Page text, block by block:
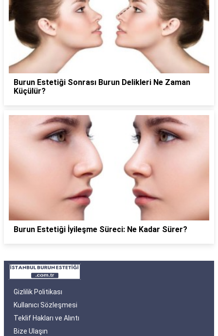
Burun Estetiği Sonrası Burun Delikleri Ne Zaman
Küçülür?
Burun Estetiği İyileşme Süreci: Ne Kadar Sürer?
Gizlilik Politikası
Kullanıcı Sözleşmesi
Teklif Hakları ve Alıntı
Bize Ulaşın